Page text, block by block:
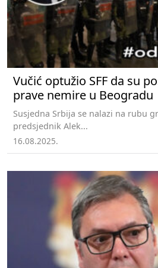
Vučić optužio SFF da su
prave nemire u Beogradu
Susjedna Srbija se nalazi na rubu
predsjednik Alek...
16.08.2025.